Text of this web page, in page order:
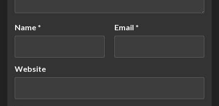
Name * Email *
Website